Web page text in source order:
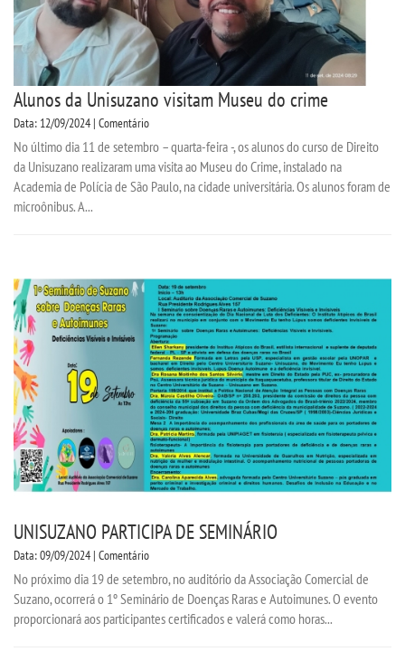
Alunos da Unisuzano visitam Museu do crime
Data: 12/09/2024 | Comentário
No último dia 11 de setembro – quarta-feira -, os alunos do curso de Direito
da Unisuzano realizaram uma visita ao Museu do Crime, instalado na
Academia de Polícia de São Paulo, na cidade universitária. Os alunos foram de
microônibus. A...
UNISUZANO PARTICIPA DE SEMINÁRIO
Data: 09/09/2024 | Comentário
No próximo dia 19 de setembro, no auditório da Associação Comercial de
Suzano, ocorrerá o 1º Seminário de Doenças Raras e Autoimunes. O evento
proporcionará aos participantes certificados e valerá como horas...